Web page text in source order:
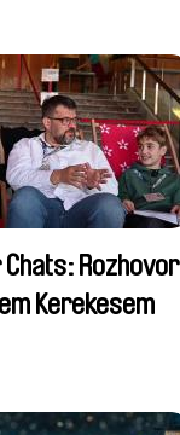
Rozhovor
Kerekesem